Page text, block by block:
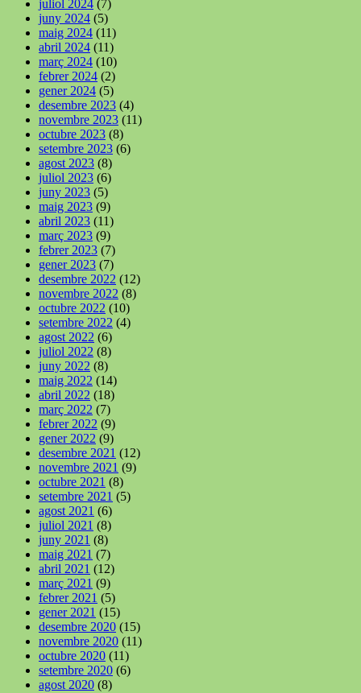
juliol 2024 (7)
juny 2024 (5)
maig 2024 (11)
abril 2024 (11)
març 2024 (10)
febrer 2024 (2)
gener 2024 (5)
desembre 2023 (4)
novembre 2023 (11)
octubre 2023 (8)
setembre 2023 (6)
agost 2023 (8)
juliol 2023 (6)
juny 2023 (5)
maig 2023 (9)
abril 2023 (11)
març 2023 (9)
febrer 2023 (7)
gener 2023 (7)
desembre 2022 (12)
novembre 2022 (8)
octubre 2022 (10)
setembre 2022 (4)
agost 2022 (6)
juliol 2022 (8)
juny 2022 (8)
maig 2022 (14)
abril 2022 (18)
març 2022 (7)
febrer 2022 (9)
gener 2022 (9)
desembre 2021 (12)
novembre 2021 (9)
octubre 2021 (8)
setembre 2021 (5)
agost 2021 (6)
juliol 2021 (8)
juny 2021 (8)
maig 2021 (7)
abril 2021 (12)
març 2021 (9)
febrer 2021 (5)
gener 2021 (15)
desembre 2020 (15)
novembre 2020 (11)
octubre 2020 (11)
setembre 2020 (6)
agost 2020 (8)